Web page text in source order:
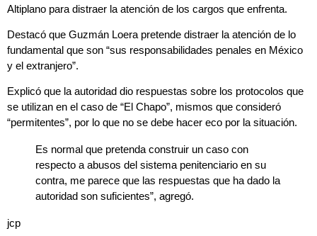
Altiplano para distraer la atención de los cargos que enfrenta.
Destacó que Guzmán Loera pretende distraer la atención de lo
fundamental que son “sus responsabilidades penales en México
y el extranjero”.
Explicó que la autoridad dio respuestas sobre los protocolos que
se utilizan en el caso de “El Chapo”, mismos que consideró
“permitentes”, por lo que no se debe hacer eco por la situación.
Es normal que pretenda construir un caso con
respecto a abusos del sistema penitenciario en su
contra, me parece que las respuestas que ha dado la
autoridad son suficientes”, agregó.
jcp